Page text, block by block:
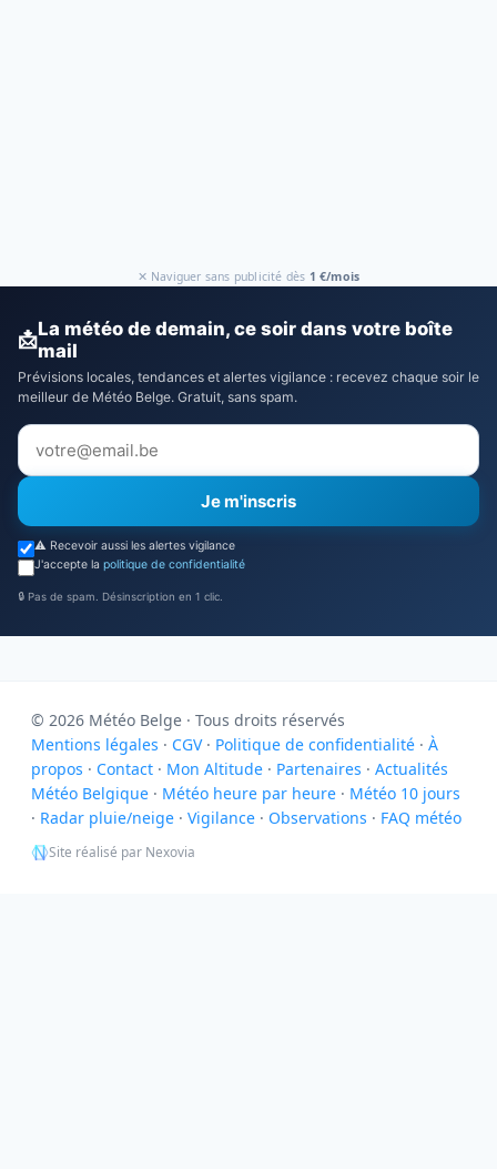
✕ Naviguer sans publicité dès 1 €/mois
📩La météo de demain, ce soir dans votre boîte
mail
Prévisions locales, tendances et alertes vigilance : recevez chaque soir le
meilleur de Météo Belge. Gratuit, sans spam.
Je m'inscris
⚠️ Recevoir aussi les alertes vigilance
J'accepte la politique de confidentialité
🔒 Pas de spam. Désinscription en 1 clic.
© 2026 Météo Belge · Tous droits réservés
Mentions légales · CGV· Politique de confidentialité · À
propos · Contact · Mon Altitude · Partenaires · Actualités
Météo Belgique · Météo heure par heure · Météo 10 jours
· Radar pluie/neige · Vigilance · Observations · FAQ météo
Site réalisé par Nexovia